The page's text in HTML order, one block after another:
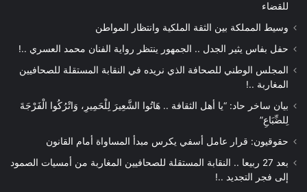
للقضاء
وسيط المملكة بين الثقة الملكية وانتظار المواطن
حفل بفاس يثير الجدل .. الجمهور ينتظر رواية الفنان محمد العسري ..!
المجلس الوطني للصحافة الذي نريده في النقابة المستقلة للصحافيين
المغاربة ..!
بيان ساخر حاد: “يا أهل الثقافة .. هَاتُوا الشَّعِيرَ لِلْحَمِيرِ، وَاتْرُكُوا الْفَرْجَةَ
لِلضِّبَاعِ”
حقوقيون: قرار عامل أسفي يكرس مبدأ المساواة أمام القانون
بعد 27 ربيعا .. النقابة المستقلة للصحافيين المغاربة من أمسيات الصمود
إلى فجر التجديد ..!